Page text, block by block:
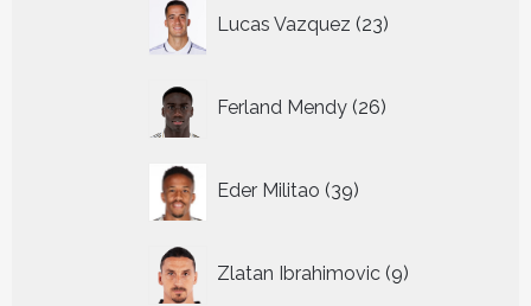
Lucas Vazquez 23
producten
Ferland Mendy 26
producten
Eder Militao 39
producten
Zlatan Ibrahimovic 9
producten